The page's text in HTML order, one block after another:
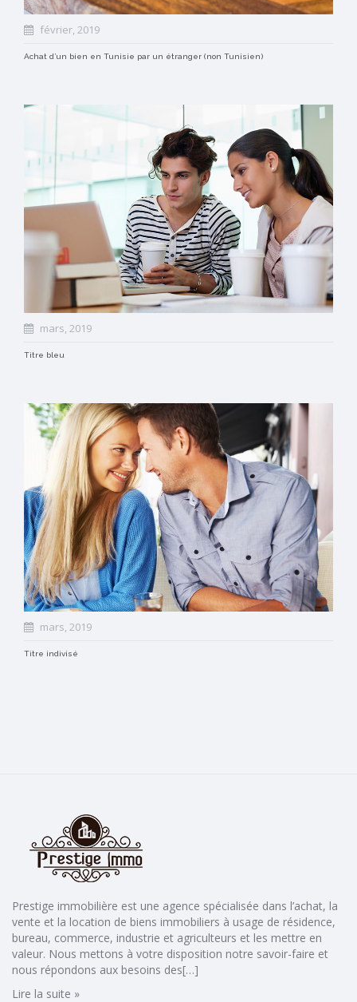
février, 2019
Achat d’un bien en Tunisie par un étranger (non Tunisien)
mars, 2019
Titre bleu
mars, 2019
Titre indivisé
Prestige immobilière est une agence spécialisée dans l’achat, la
vente et la location de biens immobiliers à usage de résidence,
bureau, commerce, industrie et agriculteurs et les mettre en
valeur. Nous mettons à votre disposition notre savoir-faire et
nous répondons aux besoins des[…]
Lire la suite »